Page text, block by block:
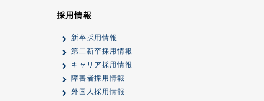
採用情報
新卒採用情報
第二新卒採用情報
キャリア採用情報
障害者採用情報
外国人採用情報